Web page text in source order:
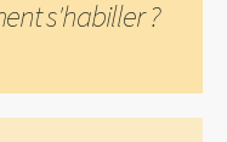
s'habiller ?